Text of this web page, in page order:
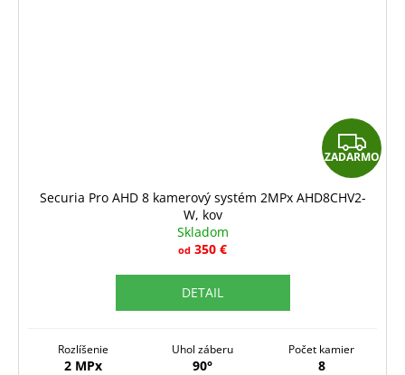
Z
A
D
ZADARMO
Securia Pro AHD 8 kamerový systém 2MPx AHD8CHV2-
W, kov
Skladom
od 350 €
DETAIL
Rozlíšenie
2 MPx
Uhol záberu
90°
Počet kamier
8